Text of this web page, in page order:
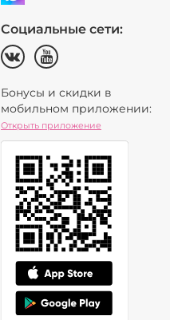
Социальные сети:
Бонусы и скидки в
мобильном приложении:
Открыть приложение